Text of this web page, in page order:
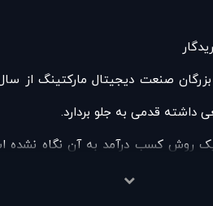
قدمی به جلو بردارد.
یک روش کسب درآمد به آن نگاه